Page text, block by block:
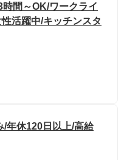
間～OK/ワークライ
活躍中/キッチンスタ
/年休120日以上/高給